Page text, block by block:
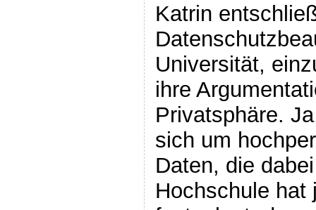
Katrin
Universität,
ihre
Privatsphäre.
sich um
Daten, die
Hochschule hat